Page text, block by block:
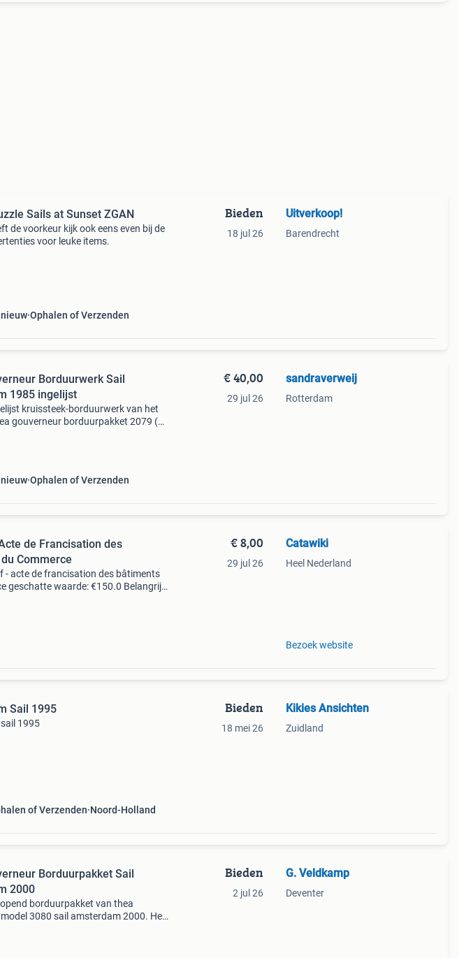
Sails at Sunset ZGAN
de voorkeur kijk ook eens even bij de
voor leuke items.
Ophalen of Verzenden
Bieden
18 jul 26
Uitverkoop!
Barendrecht
Borduurwerk Sail
1985 ingelijst
kruissteek-borduurwerk van het
gouverneur borduurpakket 2079 (of
Ophalen of Verzenden
€ 40,00
29 jul 26
sandraverweij
Rotterdam
de Francisation des
Commerce
- acte de francisation des bâtiments
geschatte waarde: €150.0 Belangrijk:
€ 8,00
29 jul 26
Catawiki
Heel Nederland
Bezoek website
Sail 1995
1995
of Verzenden Noord-Holland
Bieden
18 mei 26
Kikies Ansichten
Zuidland
Borduurpakket Sail
2000
borduurpakket van thea
3080 sail amsterdam 2000. Het
Bieden
2 jul 26
G. Veldkamp
Deventer